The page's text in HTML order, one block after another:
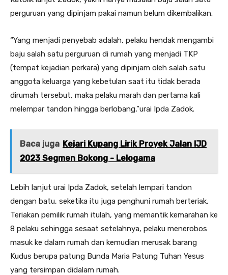
perguruan yang dipinjam pakai namun belum dikembalikan.
“Yang menjadi penyebab adalah, pelaku hendak mengambi
baju salah satu perguruan di rumah yang menjadi TKP
(tempat kejadian perkara) yang dipinjam oleh salah satu
anggota keluarga yang kebetulan saat itu tidak berada
dirumah tersebut, maka pelaku marah dan pertama kali
melempar tandon hingga berlobang,”urai Ipda Zadok.
Baca juga Kejari Kupang Lirik Proyek Jalan IJD
2023 Segmen Bokong - Lelogama
Lebih lanjut urai Ipda Zadok, setelah lempari tandon
dengan batu, seketika itu juga penghuni rumah berteriak.
Teriakan pemilik rumah itulah, yang memantik kemarahan ke
8 pelaku sehingga sesaat setelahnya, pelaku menerobos
masuk ke dalam rumah dan kemudian merusak barang
Kudus berupa patung Bunda Maria Patung Tuhan Yesus
yang tersimpan didalam rumah.